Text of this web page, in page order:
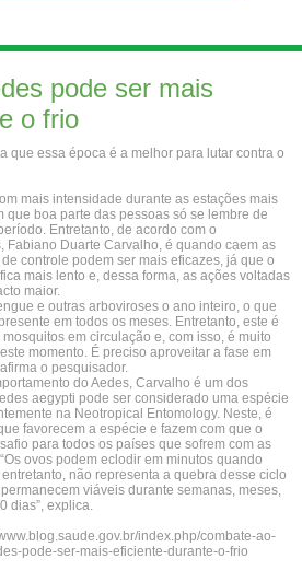
pode ser mais
o frio
que essa época é a melhor para lutar contra o
mais intensidade durante as estações mais
que boa parte das pessoas só se lembre de
Entretanto, de acordo com o
Fabiano Duarte Carvalho, é quando caem as
controle podem ser mais eficazes, já que o
mais lento e, dessa forma, as ações voltadas
maior.
e outras arboviroses o ano inteiro, o que
em todos os meses. Entretanto, este é
em circulação e, com isso, é muito
momento. É preciso aproveitar a fase em
o pesquisador.
do Aedes, Carvalho é um dos
aegypti pode ser considerado uma espécie
na Neotropical Entomology. Neste, é
favorecem a espécie e fazem com que o
para todos os países que sofrem com as
ovos podem eclodir em minutos quando
não representa a quebra desse ciclo
viáveis durante semanas, meses,
dias”, explica.
index.php/combate-ao-
pode-ser-mais-eficiente-durante-o-frio